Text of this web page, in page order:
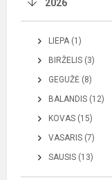
2026
LIEPA (1)
BIRŽELIS (3)
GEGUŽĖ (8)
BALANDIS (12)
KOVAS (15)
VASARIS (7)
SAUSIS (13)